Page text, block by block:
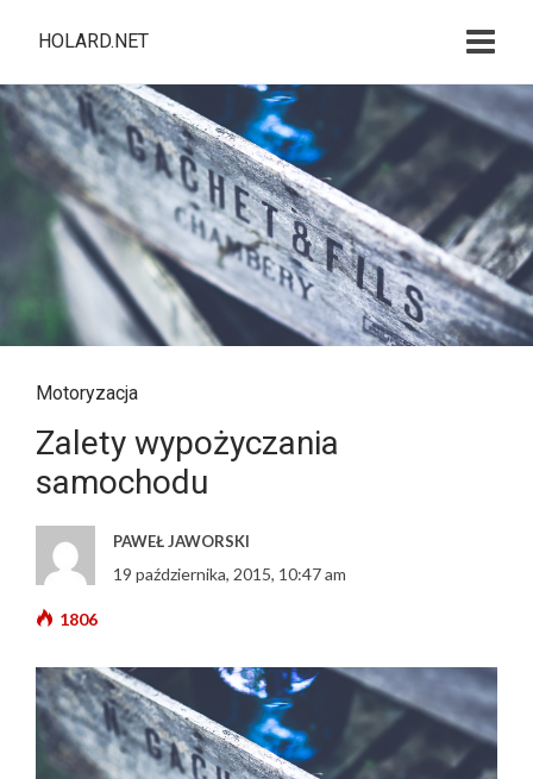
HOLARD.NET
Motoryzacja
Zalety wypożyczania
samochodu
PAWEŁ JAWORSKI
19 października, 2015, 10:47 am
1806